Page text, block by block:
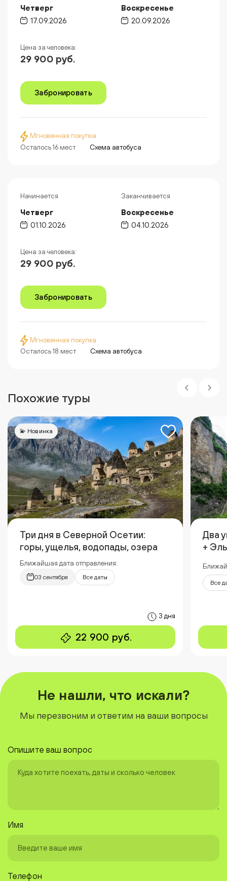
Четверг
17.09.2026
Воскресенье
20.09.2026
Цена за человека:
29 900 руб.
Забронировать
Мгновенная покупка
Осталось 16 мест
Схема автобуса
Начинается
Четверг
01.10.2026
Заканчивается
Воскресенье
04.10.2026
Цена за человека:
29 900 руб.
Забронировать
Мгновенная покупка
Осталось 18 мест
Схема автобуса
Похожие туры
💫 Новинка
Три дня в Северной Осетии:
горы, ущелья, водопады, озера
Ближайшая дата отправления:
03 сентября Все даты
3 дня
22 900 руб.
Два
+
Все
Не нашли, что искали?
Мы перезвоним и ответим на ваши вопросы
Опишите ваш вопрос
Имя
Телефон